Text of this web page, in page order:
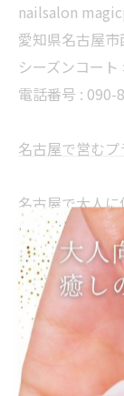
nailsalon
愛知県名古屋
シーズンコート
電話番号 : 090-
名古屋で営む
名古屋で大人
名古屋で上品
名古屋で施す
名古屋でオフ